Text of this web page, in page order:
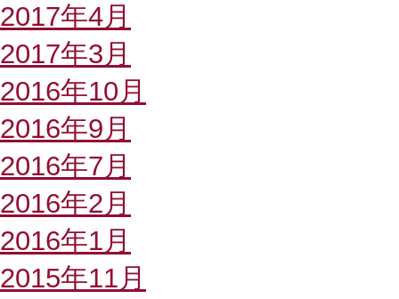
2017年4月
2017年3月
2016年10月
2016年9月
2016年7月
2016年2月
2016年1月
2015年11月